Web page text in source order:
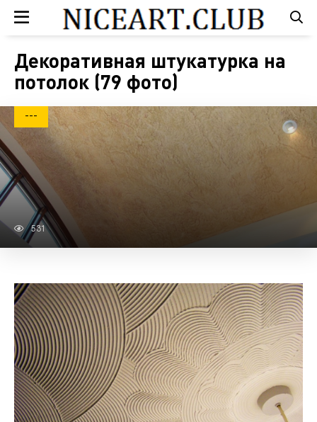
Декоративная штукатурка на
потолок (79 фото)
---
531